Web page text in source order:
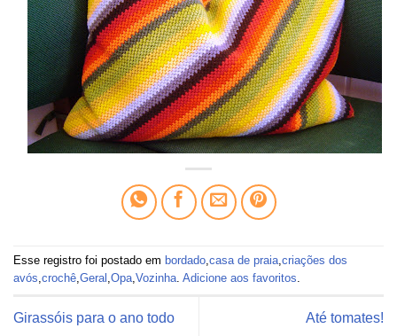
Esse registro foi postado em bordado casa de praia criações dos
avós crochê Geral Opa Vozinha Adicione aos favoritos
Girassóis para o ano todo Até tomates!